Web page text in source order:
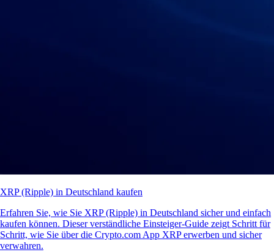
XRP (Ripple) in Deutschland kaufen
Erfahren Sie, wie Sie XRP (Ripple) in Deutschland sicher und einfach
kaufen können. Dieser verständliche Einsteiger-Guide zeigt Schritt für
Schritt, wie Sie über die Crypto.com App XRP erwerben und sicher
verwahren.